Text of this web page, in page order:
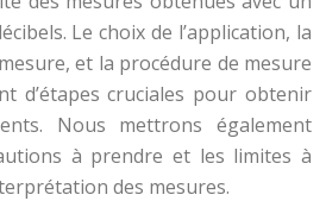
Le choix de l’application, la
et la procédure de mesure
d’étapes cruciales pour obtenir
Nous mettrons également
à prendre et les limites à
des mesures.